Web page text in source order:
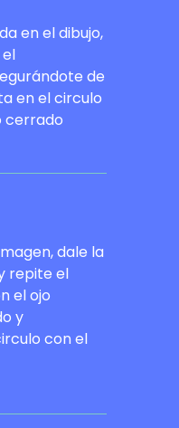
en el dibujo,
de
en el circulo
cerrado
dale la
repite el
el ojo
y
con el